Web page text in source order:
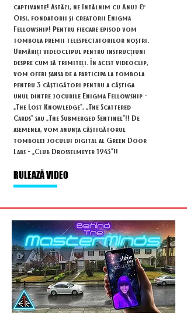
captivante! Astăzi, ne întâlnim cu Anuj &
Orsi, fondatorii și creatorii Enigma
Fellowship! Pentru fiecare episod vom
tombola premii telespectatorilor noștri.
Urmăriți videoclipul pentru instrucțiuni
despre cum să trimiteți. În acest videoclip,
vom oferi șansa de a participa la tombola
pentru 3 câștigători pentru a câștiga
unul dintre jocurile Enigma Fellowship -
„The Lost Knowledge”, „The Scattered
Cards” sau „The Submerged Sentinel”!! De
asemenea, vom anunța câștigătorul
tombolei jocului digital al Green Door
Labs - „Club Drosselmeyer 1943”!!
RULEAZĂ VIDEO